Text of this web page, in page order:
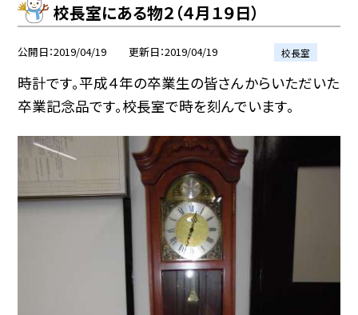
校長室にある物２（４月１９日）
公開日 2019/04/19 更新日 2019/04/19 校長室
時計です。平成４年の卒業生の皆さんからいただいた
卒業記念品です。校長室で時を刻んでいます。